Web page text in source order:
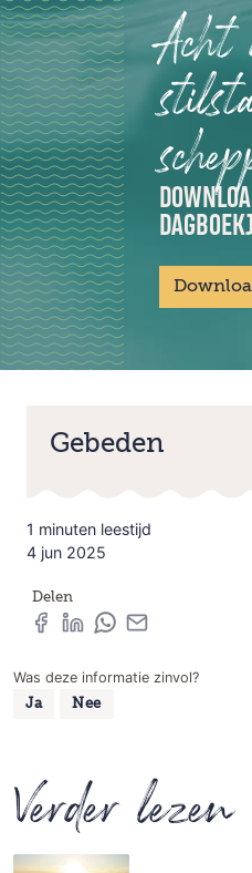
Gebeden
1 minuten leestijd
4 jun 2025
Delen
Was deze informatie zinvol?
Ja Nee
Verder lezen